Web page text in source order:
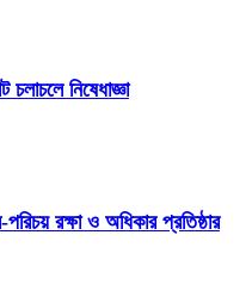
চলাচলে নিষেধাজ্ঞা
রক্ষা ও অধিকার প্রতিষ্ঠার